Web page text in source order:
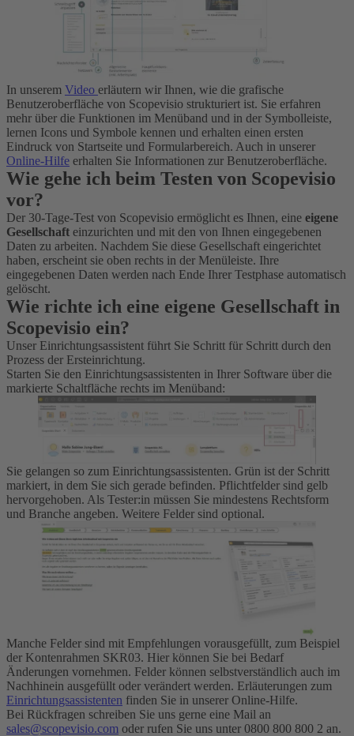
In unserem Video erläutern wir Ihnen, wie die grafische
Benutzeroberfläche von Scopevisio strukturiert ist. Sie erfahren
mehr über die Funktionen im Menüband und in der Symbolleiste,
lernen Icons und Symbole kennen und erhalten einen ersten
Eindruck von Startseite und Formularbereich. Auch in unserer
Online-Hilfe erhalten Sie Informationen zur Benutzeroberfläche.
Wie gehe ich beim Testen von Scopevisio
vor?
Der 30-Tage-Test von Scopevisio ermöglicht es Ihnen, eine eigene
Gesellschaft einzurichten und mit den von Ihnen eingegebenen
Daten zu arbeiten. Nachdem Sie diese Gesellschaft eingerichtet
haben, erscheint sie oben rechts in der Menüleiste. Ihre
eingegebenen Daten werden nach Ende Ihrer Testphase automatisch
gelöscht.
Wie richte ich eine eigene Gesellschaft in
Scopevisio ein?
Unser Einrichtungsassistent führt Sie Schritt für Schritt durch den
Prozess der Ersteinrichtung.
Starten Sie den Einrichtungsassistenten in Ihrer Software über die
markierte Schaltfläche rechts im Menüband:
Sie gelangen so zum Einrichtungsassistenten. Grün ist der Schritt
markiert, in dem Sie sich gerade befinden. Pflichtfelder sind gelb
hervorgehoben. Als Tester:in müssen Sie mindestens Rechtsform
und Branche angeben. Weitere Felder sind optional.
Manche Felder sind mit Empfehlungen vorausgefüllt, zum Beispiel
der Kontenrahmen SKR03. Hier können Sie bei Bedarf
Änderungen vornehmen. Felder können selbstverständlich auch im
Nachhinein ausgefüllt oder verändert werden. Erläuterungen zum
Einrichtungsassistenten finden Sie in unserer Online-Hilfe.
Bei Rückfragen schreiben Sie uns gerne eine Mail an
sales@scopevisio.com oder rufen Sie uns unter 0800 800 800 2 an.